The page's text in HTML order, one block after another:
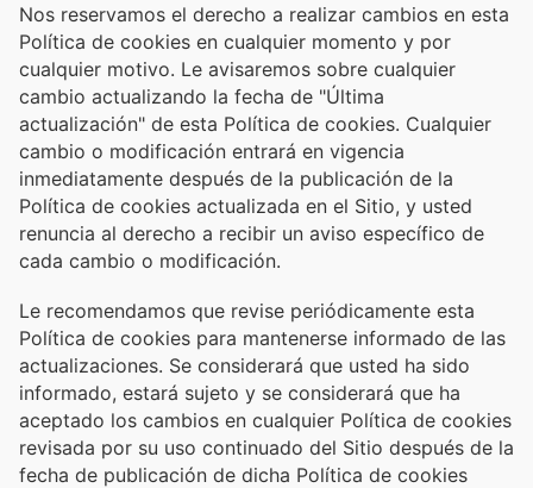
Nos reservamos el derecho a realizar cambios en esta
Política de cookies en cualquier momento y por
cualquier motivo. Le avisaremos sobre cualquier
cambio actualizando la fecha de "Última
actualización" de esta Política de cookies. Cualquier
cambio o modificación entrará en vigencia
inmediatamente después de la publicación de la
Política de cookies actualizada en el Sitio, y usted
renuncia al derecho a recibir un aviso específico de
cada cambio o modificación.
Le recomendamos que revise periódicamente esta
Política de cookies para mantenerse informado de las
actualizaciones. Se considerará que usted ha sido
informado, estará sujeto y se considerará que ha
aceptado los cambios en cualquier Política de cookies
revisada por su uso continuado del Sitio después de la
fecha de publicación de dicha Política de cookies